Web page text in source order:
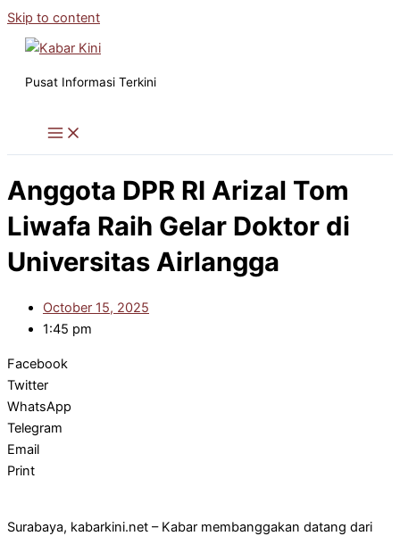
Skip to content
Pusat Informasi Terkini
Anggota DPR RI Arizal Tom
Liwafa Raih Gelar Doktor di
Universitas Airlangga
October 15, 2025
1:45 pm
Facebook
Twitter
WhatsApp
Telegram
Email
Print
Surabaya, kabarkini.net – Kabar membanggakan datang dari